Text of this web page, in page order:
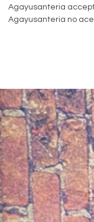
Agayusanteria
Agayusanteria no